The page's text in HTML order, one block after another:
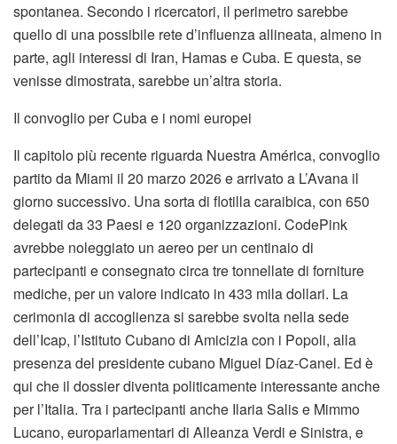
spontanea. Secondo i ricercatori, il perimetro sarebbe
quello di una possibile rete d’influenza allineata, almeno in
parte, agli interessi di Iran, Hamas e Cuba. E questa, se
venisse dimostrata, sarebbe un’altra storia.
Il convoglio per Cuba e i nomi europei
Il capitolo più recente riguarda Nuestra América, convoglio
partito da Miami il 20 marzo 2026 e arrivato a L’Avana il
giorno successivo. Una sorta di flotilla caraibica, con 650
delegati da 33 Paesi e 120 organizzazioni. CodePink
avrebbe noleggiato un aereo per un centinaio di
partecipanti e consegnato circa tre tonnellate di forniture
mediche, per un valore indicato in 433 mila dollari. La
cerimonia di accoglienza si sarebbe svolta nella sede
dell’Icap, l’Istituto Cubano di Amicizia con i Popoli, alla
presenza del presidente cubano Miguel Díaz-Canel. Ed è
qui che il dossier diventa politicamente interessante anche
per l’Italia. Tra i partecipanti anche Ilaria Salis e Mimmo
Lucano, europarlamentari di Alleanza Verdi e Sinistra, e